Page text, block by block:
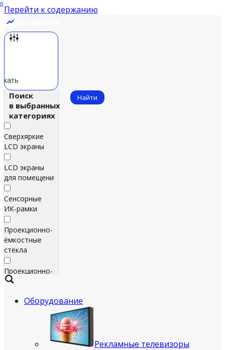
Перейти к содержанию
Поиск
в выбранных
категориях
Сверхяркие
LCD экраны
LCD экраны
для помещений
Сенсорные
ИК‑рамки
Проекционно-
ёмкостные
стёкла
Проекционно-
ёмкостные
Найти
Оборудование
Рекламные телевизоры